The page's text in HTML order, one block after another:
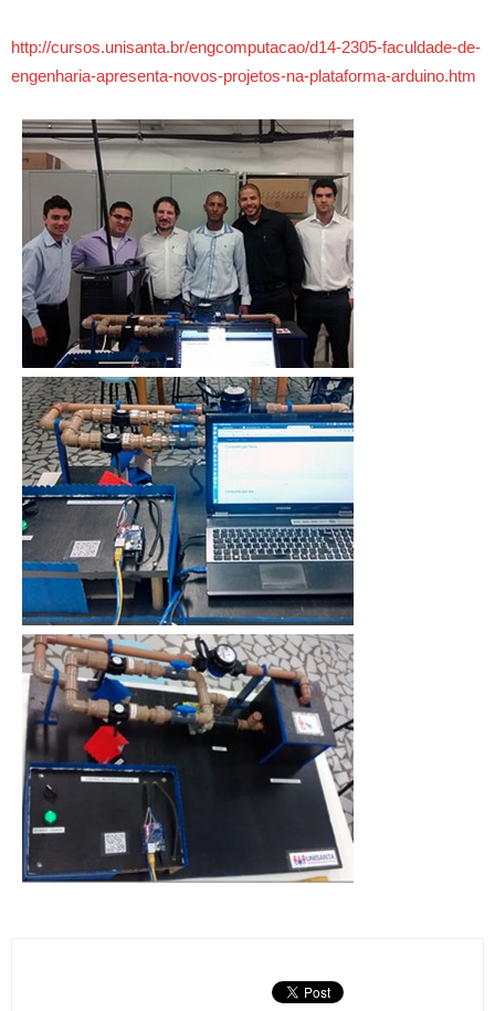
http://cursos.unisanta.br/engcomputacao/d14-2305-faculdade-de-
engenharia-apresenta-novos-projetos-na-plataforma-arduino.htm